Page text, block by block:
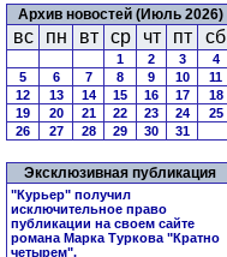
Архив новостей (Июль 2026)
вс пн вт ср чт пт сб
1 2 3
4
5
6 7 8 9 10
11
12
13 14 15 16 17
18
19
20 21 22 23 24
25
26
27 28 29 30 31
Эксклюзивная публикация
"Курьер" получил
исключительное право
публикации на своем сайте
романа Марка Туркова "Кратно
четырем".